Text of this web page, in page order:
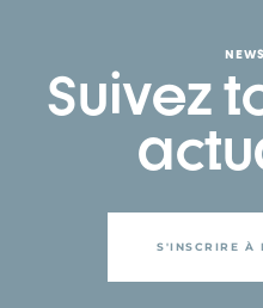
Suivez
S'INSCRIRE À